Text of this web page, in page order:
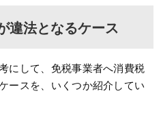
違法となるケース
にして、免税事業者へ消費税
ースを、いくつか紹介してい